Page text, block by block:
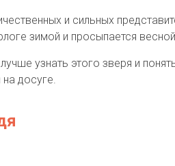
и сильных
зимой и просыпается
узнать этого зверя и
досуге.